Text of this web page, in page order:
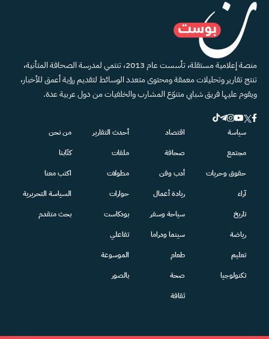
منصة إعلامية مستقلة، تأسست عام 2013، تنتمي لمدرسة الصحافة المتأنية،
تنتج تقارير وتحليلات معمقة ومحتوى متعدد الوسائط لتقديم رؤية أعمق للأخبار،
ويقوم عليها فريق شبابي متنوّع المشارب والخلفيات من دول عربية عدة.
سياسة
مجتمع
حقوق وحريات
آراء
تاريخ
رياضة
تعليم
تكنولوجيا
اقتصاد
صحافة
أدب وفن
ريادة أعمال
سياحة وسفر
سينما ودراما
طعام
صحة
ثقافة
أحدث التقارير
ملفات
مطولات
حوارات
بودكاست
تفاعلي
الموسوعة
بالصور
من نحن
كتّابنا
اكتب معنا
السياسة التحريرية
بحث متقدم